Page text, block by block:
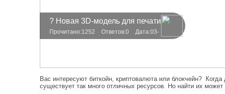
р
? Новая 3D-модель для печати
– Боба Фетт! ?
Прочитано:1252 Ответов:0
Дата:03-
16
Вас интересуют биткойн, криптовалюта или блокчейн?
существует так много отличных ресурсов. Но найти их может